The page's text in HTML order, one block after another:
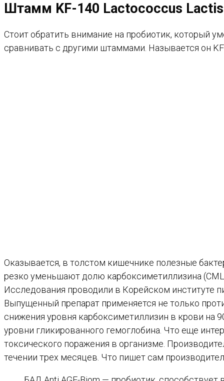
Штамм KF-140 Lactococcus Lactis
Стоит обратить внимание на пробиотик, который
сравнивать с другими штаммами. Называется он
Оказывается, в толстом кишечнике полезные
резко уменьшают долю карбоксиметиллизина
Исследования проводили в Корейском институте
Выпущенный препарат применяется не только
снижения уровня карбоксиметиллизин в крови на
уровни гликированного гемоглобина. Что еще
токсического поражения в организме.
течении трех месяцев. Что пишет сам